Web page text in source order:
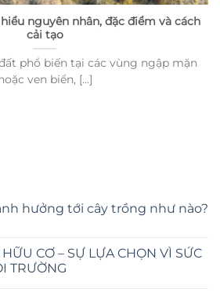
nguyên nhân, đặc điểm và cách
cải tạo
phổ biến tại các vùng ngập mặn
ven biển, [...]
hưởng tới cây trồng như nào?
CƠ – SỰ LỰA CHỌN VÌ SỨC
TRƯỜNG